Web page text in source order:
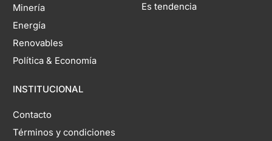
Minería
Energía
Renovables
Política & Economía
INSTITUCIONAL
Contacto
Términos y condiciones
Es tendencia